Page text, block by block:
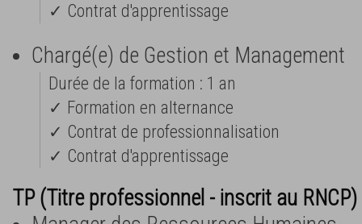
✓ Contrat d'apprentissage
Chargé(e) de Gestion et Management
Durée de la formation : 1 an
✓ Formation en alternance
✓ Contrat de professionnalisation
✓ Contrat d'apprentissage
TP (Titre professionnel - inscrit au RNCP)